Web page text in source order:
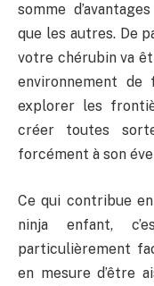
somme
que les autres. De
votre chérubin va
environnement de
explorer les
créer toutes
forcément à son
Ce qui contribue
ninja enfant,
particulièrement
en mesure d’être